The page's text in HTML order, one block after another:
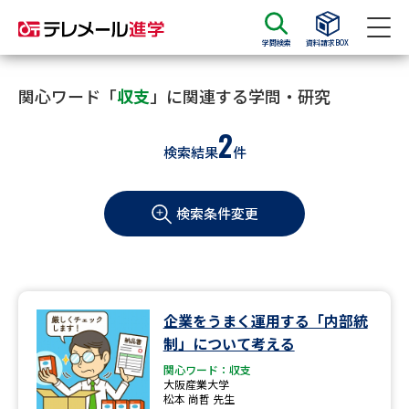
学問検索 資料請求BOX
資料請求 資料検索
大学・短大の資料種類から請求
学部・学科パンフ
過去問題集
大学・短大以外の資料から請求
関心ワード「収支 」に関連する学問・研究
検索結果2件
検索条件変更
企業をうまく運用する「内部統
制」について考える
関心ワード：収支
大阪産業大学
松本 尚哲 先生